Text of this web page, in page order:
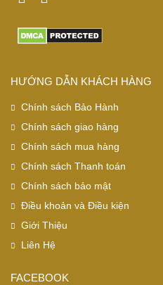
HƯỚNG DẪN KHÁCH HÀNG
Chính sách Bảo Hành
Chính sách giao hàng
Chính sách mua hàng
Chính sách Thanh toán
Chính sách bảo mật
Điều khoản và Điều kiện
Giới Thiệu
Liên Hệ
FACEBOOK